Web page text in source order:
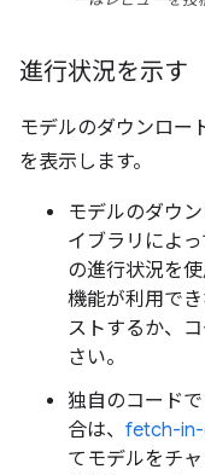
進行状況を示す
モデルのダウンロー
を表示します。
モデルのダウ
イブラリによ
の進行状況を
機能が利用で
ストするか、
さい。
独自のコード
合は、 fetch-
てモデルをチ